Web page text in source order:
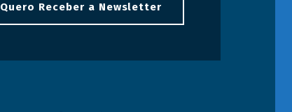
Quero Receber a Newsletter